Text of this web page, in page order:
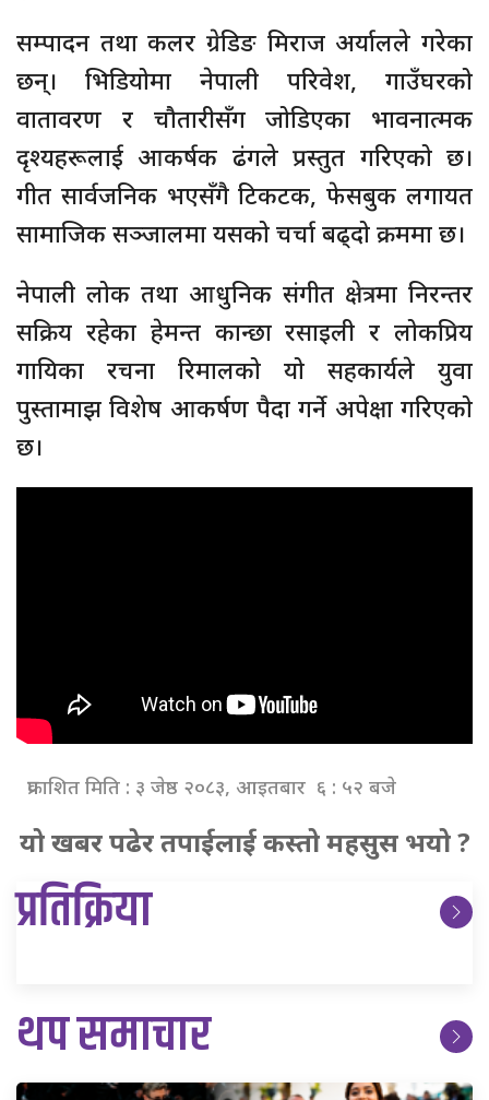
सम्पादन तथा कलर ग्रेडिङ मिराज अर्यालले गरेका
छन्। भिडियोमा नेपाली परिवेश, गाउँघरको
वातावरण र चौतारीसँग जोडिएका भावनात्मक
दृश्यहरूलाई आकर्षक ढंगले प्रस्तुत गरिएको छ।
गीत सार्वजनिक भएसँगै टिकटक, फेसबुक लगायत
सामाजिक सञ्जालमा यसको चर्चा बढ्दो क्रममा छ।
नेपाली लोक तथा आधुनिक संगीत क्षेत्रमा निरन्तर
सक्रिय रहेका हेमन्त कान्छा रसाइली र लोकप्रिय
गायिका रचना रिमालको यो सहकार्यले युवा
पुस्तामाझ विशेष आकर्षण पैदा गर्ने अपेक्षा गरिएको
छ।
प्रकाशित मिति : ३ जेष्ठ २०८३, आइतबार ६ : ५२ बजे
यो खबर पढेर तपाईलाई कस्तो महसुस भयो ?
प्रतिक्रिया
थप समाचार